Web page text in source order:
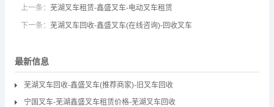
上一条： 芜湖叉车租赁-鑫盛叉车-电动叉车租赁
下一条： 芜湖叉车回收-鑫盛叉车(在线咨询)-回收叉车
最新信息
芜湖叉车回收-鑫盛叉车(推荐商家)-旧叉车回收
宁国叉车-芜湖鑫盛叉车租赁价格-芜湖叉车回收